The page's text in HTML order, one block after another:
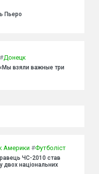
Пьеро
#Донецк
взяли важные три
Америки #Футболіст
ЧС-2010 став
двох національних